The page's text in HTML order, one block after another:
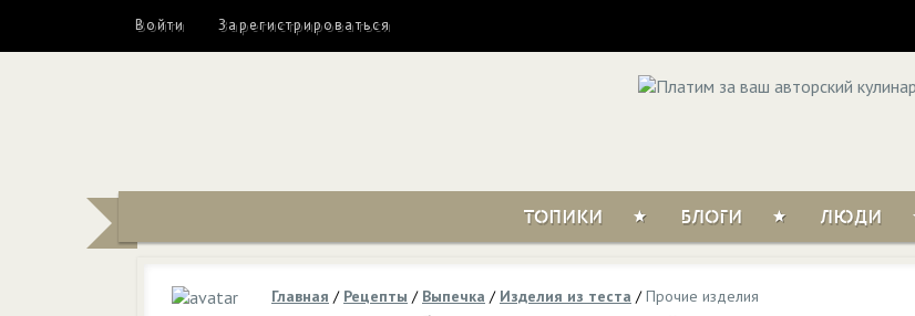
Войти Зарегистрироваться
ТОПИКИ БЛОГИ ЛЮДИ
Главная / Рецепты / Выпечка / Изделия из теста /Прочие изделия